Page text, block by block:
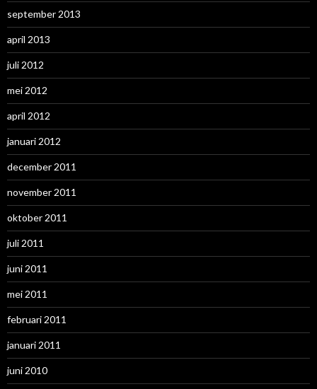
september 2013
april 2013
juli 2012
mei 2012
april 2012
januari 2012
december 2011
november 2011
oktober 2011
juli 2011
juni 2011
mei 2011
februari 2011
januari 2011
juni 2010